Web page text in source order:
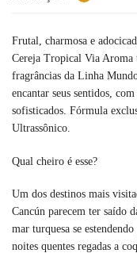
Frutal, charmosa e
Cereja Tropical Via Aroma
fragrâncias da Linha
encantar seus sentidos,
sofisticados. Fórmula
Ultrassônico.
Qual cheiro é esse?
Um dos destinos mais
Cancún parecem ter saído
mar turquesa se
noites quentes regadas a